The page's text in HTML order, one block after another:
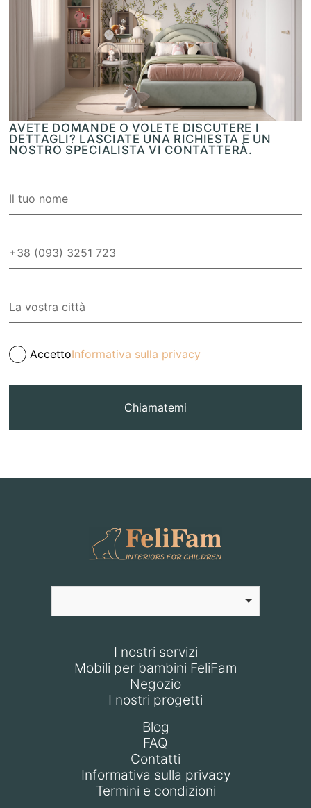
AVETE DOMANDE O VOLETE DISCUTERE I
DETTAGLI? LASCIATE UNA RICHIESTA E UN
NOSTRO SPECIALISTA VI CONTATTERÀ.
AccettoInformativa sulla privacy
Chiamatemi
I nostri servizi
Mobili per bambini FeliFam
Negozio
I nostri progetti
Blog
FAQ
Contatti
Informativa sulla privacy
Termini e condizioni